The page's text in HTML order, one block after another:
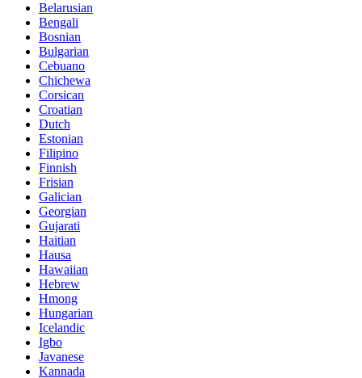
Belarusian
Bengali
Bosnian
Bulgarian
Cebuano
Chichewa
Corsican
Croatian
Dutch
Estonian
Filipino
Finnish
Frisian
Galician
Georgian
Gujarati
Haitian
Hausa
Hawaiian
Hebrew
Hmong
Hungarian
Icelandic
Igbo
Javanese
Kannada